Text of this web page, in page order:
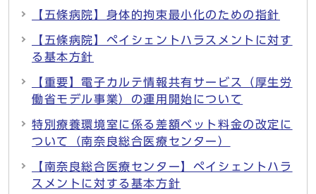
【五條病院】身体的拘束最小化のための指針
【五條病院】ペイシェントハラスメントに対す
る基本方針
【重要】電子カルテ情報共有サービス（厚生労
働省モデル事業）の運用開始について
特別療養環境室に係る差額ベット料金の改定に
ついて（南奈良総合医療センター）
【南奈良総合医療センター】ペイシェントハラ
スメントに対する基本方針